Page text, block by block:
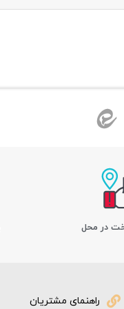
در محل
راهنمای مشتریان